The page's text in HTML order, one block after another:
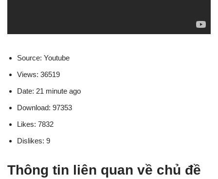
Source: Youtube
Views: 36519
Date: 21 minute ago
Download: 97353
Likes: 7832
Dislikes: 9
Thông tin liên quan về chủ đề